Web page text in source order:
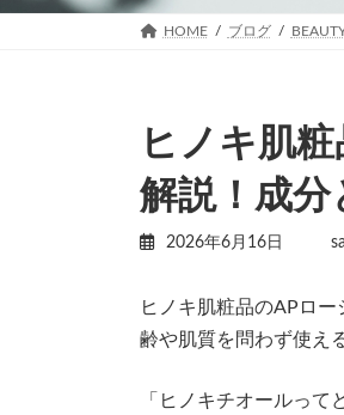
HOME ブログ
ヒノキ肌
解説！成分
2026年6月16日
ヒノキ肌粧品のAPロ
齢や肌質を問わず使え
「ヒノキチオールっ